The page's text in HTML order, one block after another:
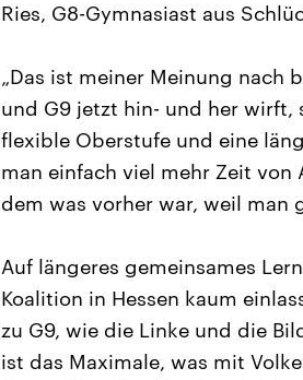
Ries, G8-Gymnasiast aus
„Das ist meiner Meinung nach
und G9 jetzt hin- und her wirft,
flexible Oberstufe und eine
man einfach viel mehr Zeit
dem was vorher war, weil man
Auf längeres gemeinsames
Koalition in Hessen kaum
zu G9, wie die Linke und die
ist das Maximale, was mit